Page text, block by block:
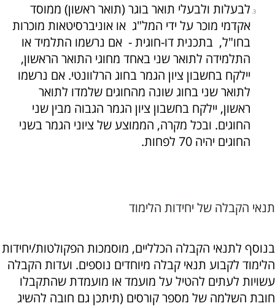
לבעלות ולבעלי תואר בוגר (תואר ראשון) ממוסד
אקדמי מוכר על ידי המל"ג או אוניברסיטאות מוכרות
בחו"ל, בתכנית דו-חוגית - אם נרשמו התלמיד או
התלמידה לתואר שני באחד מחוגי התואר הראשון,
יילקח בחשבון ציון הגמר בחוג הרלוונטי. אם נרשמו
לתואר שני בחוג שונה מהחוגים שלמדו לתואר
ראשון, יילקח בחשבון ציון הגמר הגבוה מבין שני
החוגים. ובכל מקרה, הממוצע של ציוני הגמר בשני
החוגים יהיה 70 לפחות.
תנאי הקבלה של יחידות הלימוד
בנוסף לתנאי הקבלה הכלליים, מוסמכות הפקולטות/יחידות
הלימוד לקבוע תנאי קבלה מיוחדים נוספים. ועדות הקבלה
עשויות לעתים להטיל על מועמד או מועמדת שהתקבלו
חובת השלמה של מספר קורסים (תיתכן גם חובה להשיג